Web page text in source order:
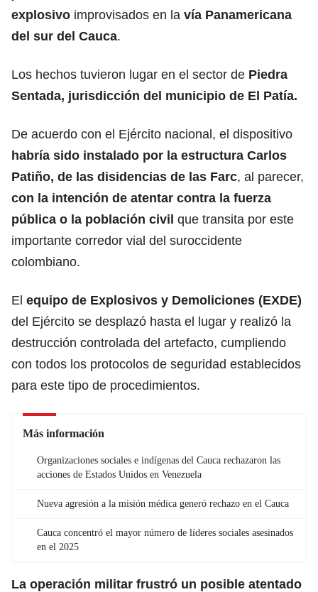
explosivo improvisados en la vía Panamericana
del sur del Cauca.
Los hechos tuvieron lugar en el sector de Piedra
Sentada, jurisdicción del municipio de El Patía.
De acuerdo con el Ejército nacional, el dispositivo
habría sido instalado por la estructura Carlos
Patiño, de las disidencias de las Farc, al parecer,
con la intención de atentar contra la fuerza
pública o la población civil que transita por este
importante corredor vial del suroccidente
colombiano.
El equipo de Explosivos y Demoliciones (EXDE)
del Ejército se desplazó hasta el lugar y realizó la
destrucción controlada del artefacto, cumpliendo
con todos los protocolos de seguridad establecidos
para este tipo de procedimientos.
Más información
Organizaciones sociales e indígenas del Cauca rechazaron las
acciones de Estados Unidos en Venezuela
Nueva agresión a la misión médica generó rechazo en el Cauca
Cauca concentró el mayor número de líderes sociales asesinados
en el 2025
La operación militar frustró un posible atentado